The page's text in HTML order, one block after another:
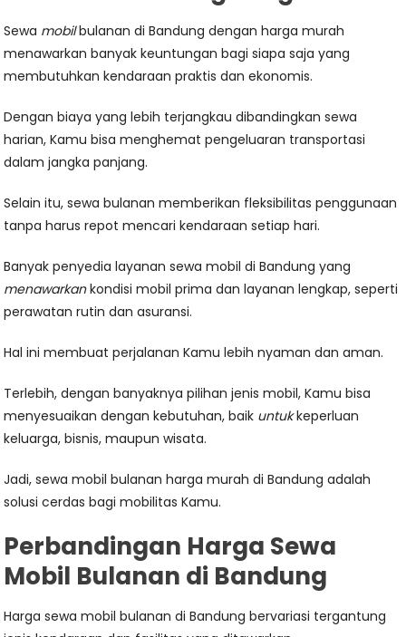
Sewa mobilbulanan di Bandung dengan harga murah
menawarkan banyak keuntungan bagi siapa saja yang
membutuhkan kendaraan praktis dan ekonomis.
Dengan biaya yang lebih terjangkau dibandingkan sewa
harian, Kamu bisa menghemat pengeluaran transportasi
dalam jangka panjang.
Selain itu, sewa bulanan memberikan fleksibilitas penggunaan
tanpa harus repot mencari kendaraan setiap hari.
Banyak penyedia layanan sewa mobil di Bandung yang
menawarkankondisi mobil prima dan layanan lengkap, seperti
perawatan rutin dan asuransi.
Hal ini membuat perjalanan Kamu lebih nyaman dan aman.
Terlebih, dengan banyaknya pilihan jenis mobil, Kamu bisa
menyesuaikan dengan kebutuhan, baik untukkeperluan
keluarga, bisnis, maupun wisata.
Jadi, sewa mobil bulanan harga murah di Bandung adalah
solusi cerdas bagi mobilitas Kamu.
Perbandingan Harga Sewa
Mobil Bulanan di Bandung
Harga sewa mobil bulanan di Bandung bervariasi tergantung